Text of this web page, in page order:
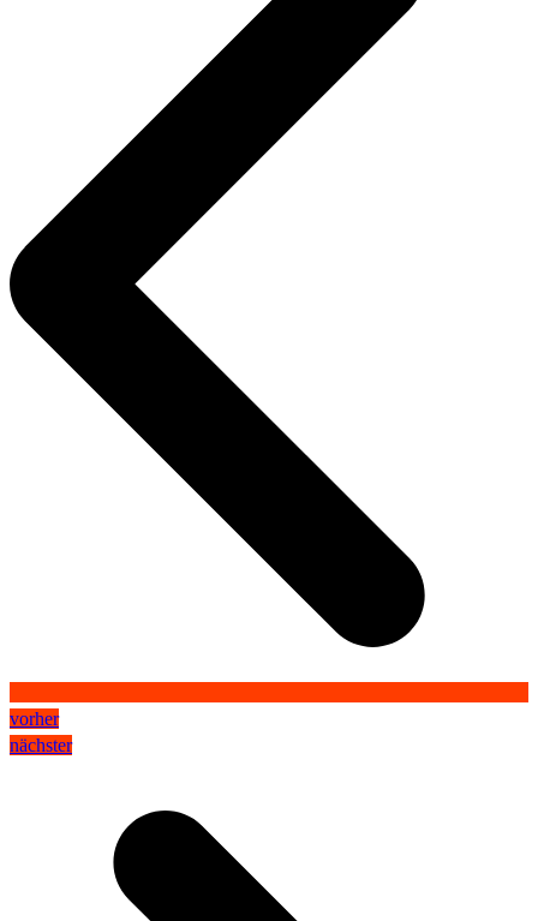
vorher
nächster